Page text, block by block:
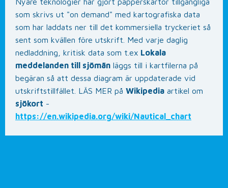
som skrivs ut "on demand" med kartografiska data
som har laddats ner till det kommersiella tryckeriet så
sent som kvällen före utskrift. Med varje daglig
nedladdning, kritisk data som t.ex Lokala
meddelanden till sjömän läggs till i kartfilerna på
begäran så att dessa diagram är uppdaterade vid
utskriftstillfället. LÄS MER på Wikipedia artikel om
sjökort -
https://en.wikipedia.org/wiki/Nautical_chart